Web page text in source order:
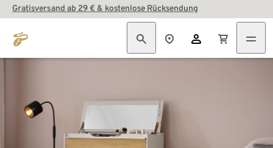
Gratisversand ab 29 € & kostenlose Rücksendung